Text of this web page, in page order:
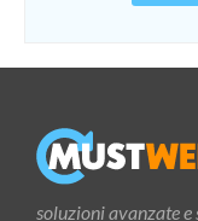
soluzioni avanzate